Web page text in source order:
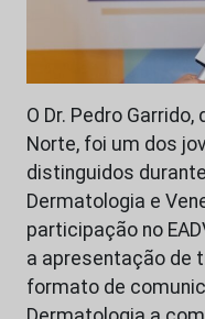
O Dr. Pedro
Norte, foi um dos
distinguidos
Dermatologia e
participação no
a apresentação de
formato de